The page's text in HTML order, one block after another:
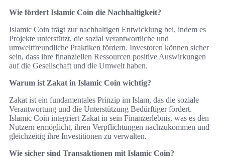
Wie fördert Islamic Coin die Nachhaltigkeit?
Islamic Coin trägt zur nachhaltigen Entwicklung bei, indem es
Projekte unterstützt, die sozial verantwortliche und
umweltfreundliche Praktiken fördern. Investoren können sicher
sein, dass ihre finanziellen Ressourcen positive Auswirkungen
auf die Gesellschaft und die Umwelt haben.
Warum ist Zakat in Islamic Coin wichtig?
Zakat ist ein fundamentales Prinzip im Islam, das die soziale
Verantwortung und die Unterstützung Bedürftiger fördert.
Islamic Coin integriert Zakat in sein Finanzerlebnis, was es den
Nutzern ermöglicht, ihren Verpflichtungen nachzukommen und
gleichzeitig ihre Investitionen zu verwalten.
Wie sicher sind Transaktionen mit Islamic Coin?